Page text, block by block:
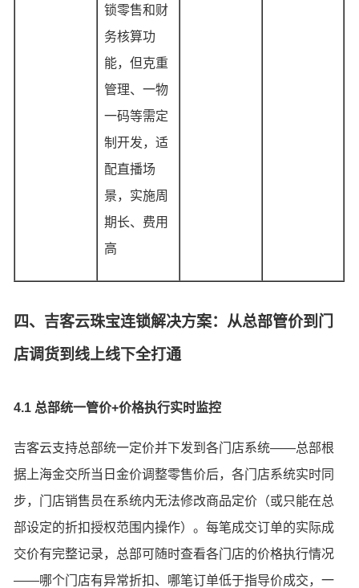
锁零售和财
务核算功
能，但克重
管理、一物
一码等需定
制开发，适
配直播场
景，实施周
期长、费用
高
四、吉客云珠宝连锁解决方案：从总部管价到门
店调货到线上线下全打通
4.1 总部统一管价+价格执行实时监控
吉客云支持总部统一定价并下发到各门店系统——总部根
据上海金交所当日金价调整零售价后，各门店系统实时同
步，门店销售员在系统内无法修改商品定价（或只能在总
部设定的折扣授权范围内操作）。每笔成交订单的实际成
交价有完整记录，总部可随时查看各门店的价格执行情况
——哪个门店有异常折扣、哪笔订单低于指导价成交，一